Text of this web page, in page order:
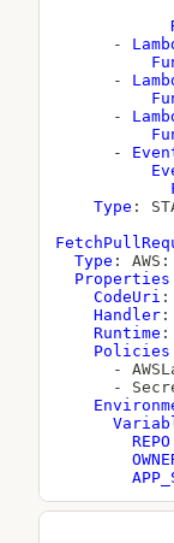
-
-
-
-
Type :
Type : AWS :
Properties
CodeUri :
Handler:
Runtime :
Policies
-
-
REPO